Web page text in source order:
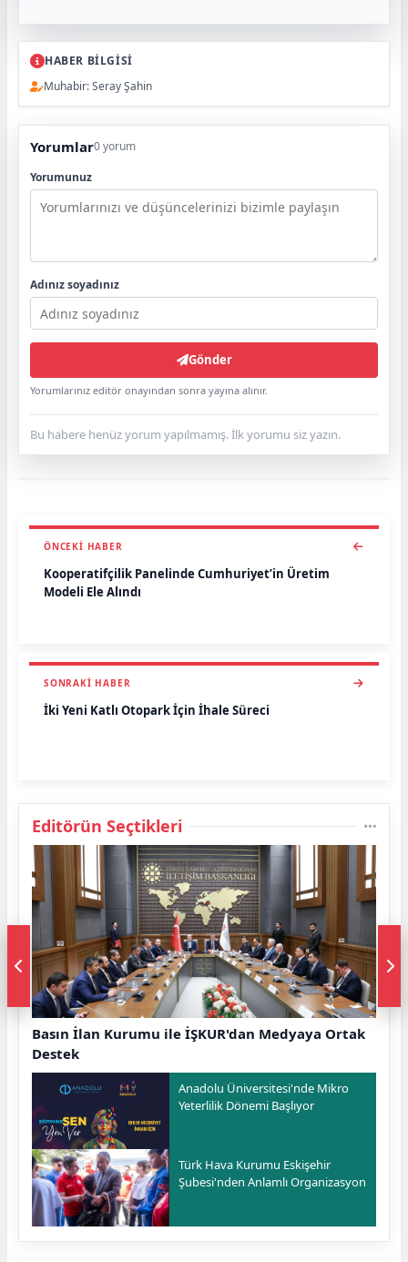
HABER BİLGİSİ
Muhabir: Seray Şahin
Yorumlar0 yorum
Yorumunuz
Adınız soyadınız
Gönder
Yorumlarınız editör onayından sonra yayına alınır.
Bu habere henüz yorum yapılmamış. İlk yorumu siz yazın.
ÖNCEKI HABER
Kooperatifçilik Panelinde Cumhuriyet’in Üretim
Modeli Ele Alındı
SONRAKI HABER
İki Yeni Katlı Otopark İçin İhale Süreci
Editörün Seçtikleri
Basın İlan Kurumu ile İŞKUR'dan Medyaya Ortak
Destek
Anadolu Üniversitesi'nde Mikro
Yeterlilik Dönemi Başlıyor
Türk Hava Kurumu Eskişehir
Şubesi'nden Anlamlı Organizasyon